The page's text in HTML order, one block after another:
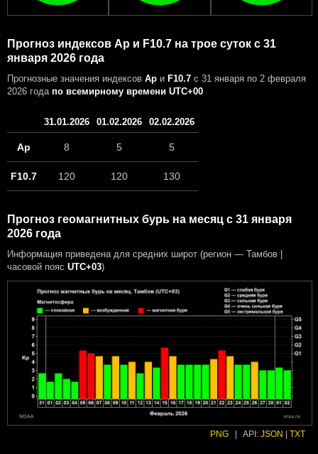
Прогноз индексов Ap и F10.7 на трое суток с 31
января 2026 года
Прогнозные значения индексов Ap и F10.7 с 31 января по 2 февраля
2026 года по всемирному времени UTC+00
31.01.2026 01.02.2026 02.02.2026
Ap 8 5 5
F10.7 120 120 130
Прогноз геомагнитных бурь на месяц с 31 января
2026 года
Информация приведена для средних широт (регион — Тамбов |
часовой пояс UTC+03)
PNG API: JSON TXT